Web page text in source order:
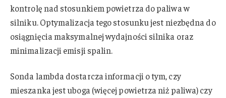
kontrolę nad stosunkiem powietrza do paliwa w
silniku. Optymalizacja tego stosunku jest niezbędna do
osiągnięcia maksymalnej wydajności silnika oraz
minimalizacji emisji spalin.
Sonda lambda dostarcza informacji o tym, czy
mieszanka jest uboga (więcej powietrza niż paliwa) czy